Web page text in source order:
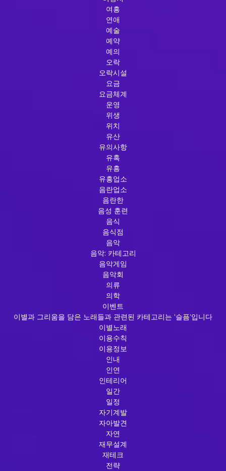
여흥
연애
예술
예약
예의
오락
오락시설
요금
요금체계
운영
위생
위치
유산
유의사항
유혹
유흥
유흥업소
음란업소
음란한
음성 훈련
음식
음식점
음악
음악: 카테고리
음악게임
음악회
의류
의학
이벤트
이별과 그리움을 담은 노래들과 관련된 카테고리는 '슬픔'입니다
이별노래
이용수칙
이용정보
인내
인연
인테리어
일간
일정
자기계발
자아발견
자연
재무설계
재테크
전략